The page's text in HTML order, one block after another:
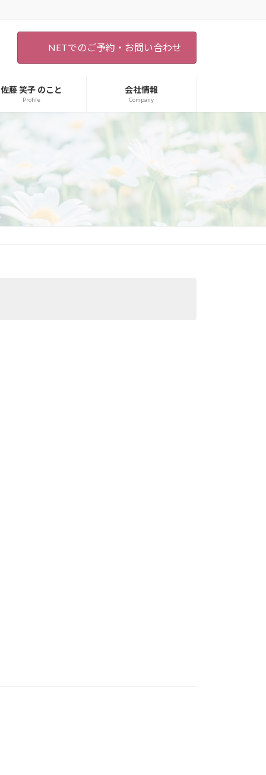
NETでのご予約・お問い合わせ
佐藤 笑子 のこと
Profile
会社情報
Company